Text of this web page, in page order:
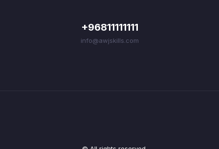
+96811111111
info@awjskills.com